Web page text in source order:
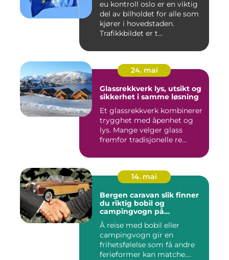
eu kontroll oslo er en viktig
del av bilholdet for alle som
kjører i hovedstaden.
Trafikkbildet er t...
24. mai
Glassrekkverk lys, utsikt og
sikkerhet i samme løsning
Et glassrekkverk kombinerer
trygghet med åpenhet og
lys. Mange velger glass
fremfor tradisjonelle re...
14. mai
Bergen caravan slik finner
du riktig bobil og
campingvogn på
vestlandet
Å reise med bobil eller
campingvogn gir en
frihetsfølelse som få andre
ferieformer kan matche.